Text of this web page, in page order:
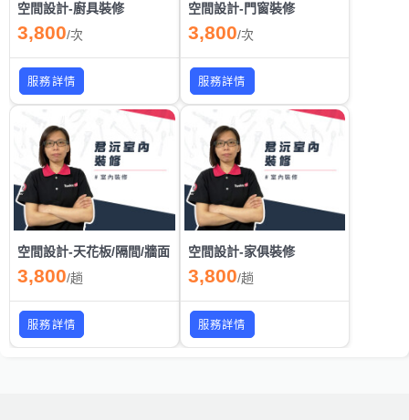
空間設計-廚具裝修
3,800/次
服務詳情
空間設計-門窗裝修
3,800/次
服務詳情
空間設計-天花板/隔間/牆面
3,800/趟
服務詳情
空間設計-家俱裝修
3,800/趟
服務詳情